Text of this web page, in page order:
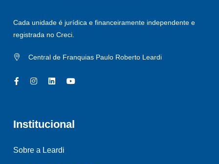
Cada unidade é jurídica e financeiramente independente e
registrada no Creci.
Central de Franquias Paulo Roberto Leardi
Institucional
Sobre a Leardi